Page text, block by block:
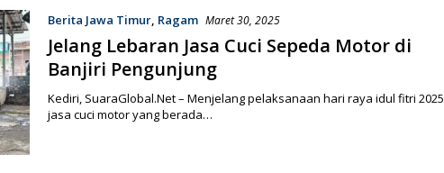
Berita Jawa Timur, Ragam Maret 30, 2025
Jelang Lebaran Jasa Cuci Sepeda Motor di
Banjiri Pengunjung
Kediri, SuaraGlobal.Net – Menjelang pelaksanaan hari raya idul fitri 2025
jasa cuci motor yang berada…